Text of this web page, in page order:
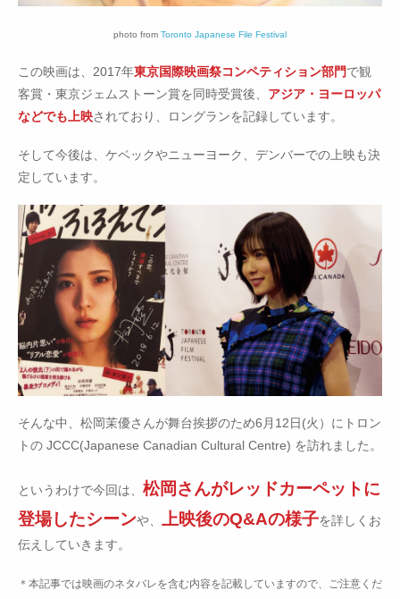
photo from Toronto Japanese File Festival
この映画は、2017年東京国際映画祭コンペティション部門で観
客賞・東京ジェムストーン賞を同時受賞後、 アジア・ヨーロッパ
などでも上映されており、ロングランを記録しています。
そして今後は、ケベックやニューヨーク、デンバーでの上映も決
定しています。
そんな中、松岡茉優さんが舞台挨拶のため6月12日(火）にトロン
トの JCCC(Japanese Canadian Cultural Centre) を訪れました。
というわけで今回は、 松岡さんがレッドカーペットに
登場したシーンや、 上映後のQ&Aの様子を詳しくお
伝えしていきます。
＊本記事では映画のネタバレを含む内容を記載していますので、ご注意くだ